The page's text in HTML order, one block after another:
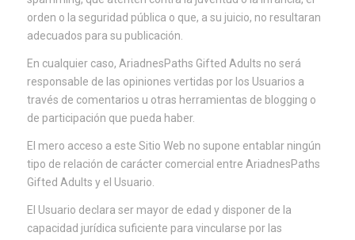
orden o la seguridad pública o que, a su juicio, no resultaran
adecuados para su publicación.
En cualquier caso, AriadnesPaths Gifted Adults no será
responsable de las opiniones vertidas por los Usuarios a
través de comentarios u otras herramientas de blogging o
de participación que pueda haber.
El mero acceso a este Sitio Web no supone entablar ningún
tipo de relación de carácter comercial entre AriadnesPaths
Gifted Adults y el Usuario.
El Usuario declara ser mayor de edad y disponer de la
capacidad jurídica suficiente para vincularse por las